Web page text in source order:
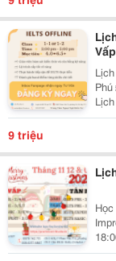
Phú ≫≫≫Nhóm Lớp 3 Tháng/ Đóng Tiền Hp Theo Khóa +
Lớp
9 triệu
Học
Improver
18:00 Đến
Basic Tối 3 5